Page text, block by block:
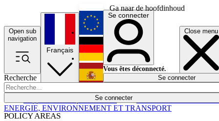
Ga naar de hoofdinhoud
Open sub
navigation
Close menu
Recherche
Se connecter
POLICY AREAS
Économie
Français
English
Deutsch
Español
Se connecter
Vous êtes déconnecté.
Se connecter
ENERGIE, ENVIRONNEMENT ET TRANSPORT